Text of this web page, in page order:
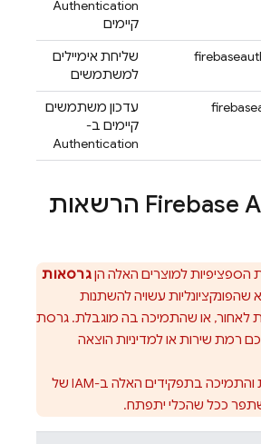
Authentication
קיימים
שליחת אימיילים
למשתמשים
עדכון משתמשים
קיימים ב-
Authentication
Firebase A הרשאות
הספציפיות למוצרים האלה הןגרסאות
עשויה להשתנות
לאחור, או שהתמיכה בה מוגבלת. גרסת
רמת שירות או למדיניות הוצאה
הזמינות של התכונות והתמיכה בתפקידים האלה ב-IAM של